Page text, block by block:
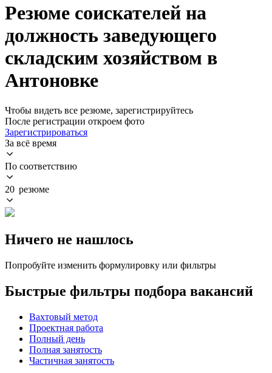
Резюме соискателей на
должность заведующего
складским хозяйством в
Антоновке
Чтобы видеть все резюме, зарегистрируйтесь
После регистрации откроем фото
Зарегистрироваться
За всё время
По соответствию
20 резюме
Ничего не нашлось
Попробуйте изменить формулировку или фильтры
Быстрые фильтры подбора вакансий
Вахтовый метод
Проектная работа
Полный день
Полная занятость
Частичная занятость